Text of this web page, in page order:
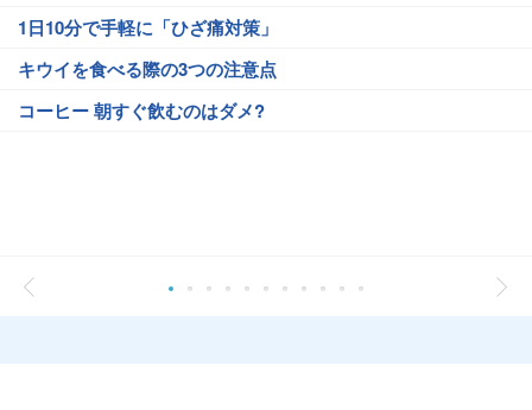
1日10分で手軽に「ひざ痛対策」
キウイを食べる際の3つの注意点
コーヒー 朝すぐ飲むのはダメ?